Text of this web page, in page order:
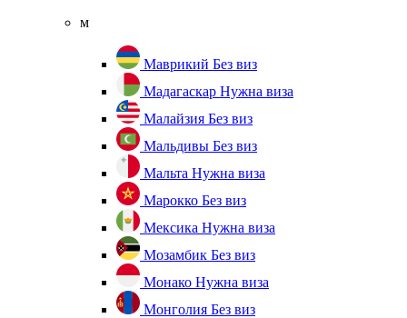
м
Маврикий Без виз
Мадагаскар Нужна виза
Малайзия Без виз
Мальдивы Без виз
Мальта Нужна виза
Марокко Без виз
Мексика Нужна виза
Мозамбик Без виз
Монако Нужна виза
Монголия Без виз